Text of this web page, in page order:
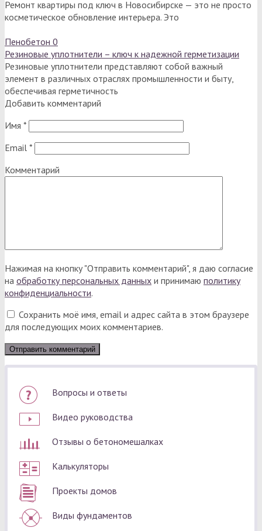
Ремонт квартиры под ключ в Новосибирске — это не просто
косметическое обновление интерьера. Это
Пенобетон 0
Резиновые уплотнители – ключ к надежной герметизации
Резиновые уплотнители представляют собой важный
элемент в различных отраслях промышленности и быту,
обеспечивая герметичность
Добавить комментарий
Имя *
Email *
Комментарий
Нажимая на кнопку "Отправить комментарий", я даю согласие
на обработку персональных данных и принимаю политику
конфиденциальности.
Сохранить моё имя, email и адрес сайта в этом браузере
для последующих моих комментариев.
Вопросы и ответы
Видео руководства
Отзывы о бетономешалках
Калькуляторы
Проекты домов
Виды фундаментов